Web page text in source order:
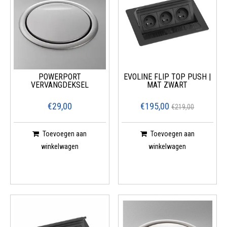
verplaatsbare stekkers en kabels. Hierdoor kunt u eenvoudig en snel
elektriciteit op elke gewenste locatie aansluiten.
De Kwaliteit van Evoline Stekkerdozen Gegarandeerd
internationale normen op het gebied van kwaliteit en veiligheid.
Hierdoor kunt u er zeker van zijn dat u een product van topkwaliteit
Evoline stekkerdozen bieden een unieke combinatie van hoogwaardige
kwaliteit, flexibiliteit en gebruiksgemak. Of u nu een particuliere of
kwaliteit voor uw elektrische installatie.
POWERPORT
VERVANGDEKSEL
€29,00
Toevoegen aan
winkelwagen
EVOLINE FLIP TOP PUSH |
MAT ZWART
€195,00 €219,00
Toevoegen aan
winkelwagen